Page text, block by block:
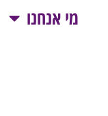
מי אנחנו